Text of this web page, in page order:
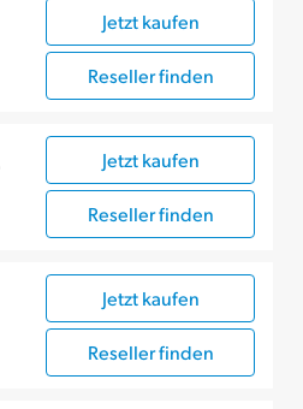
Jetzt kaufen
Reseller finden
Jetzt kaufen
Reseller finden
Jetzt kaufen
Reseller finden